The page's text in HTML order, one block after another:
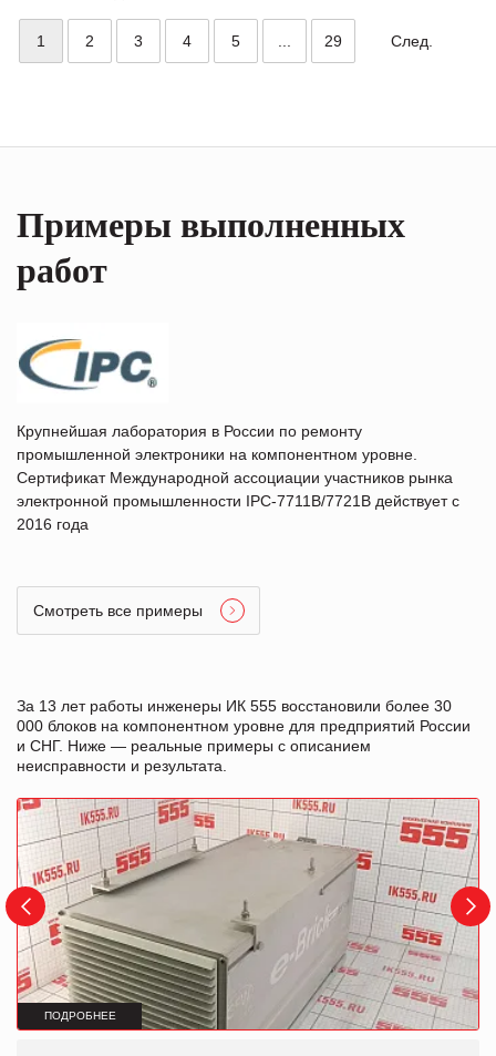
1 2 3 4 5 29 След.
Примеры выполненных
работ
Крупнейшая лаборатория в России по ремонту
промышленной электроники на компонентном уровне.
Сертификат Международной ассоциации участников рынка
электронной промышленности IPC-7711B/7721B действует с
2016 года
Смотреть все примеры
За 13 лет работы инженеры ИК 555 восстановили более 30
000 блоков на компонентном уровне для предприятий России
и СНГ. Ниже — реальные примеры с описанием
неисправности и результата.
ПОДРОБНЕЕ